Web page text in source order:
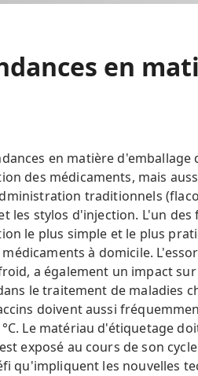
en
en matière
des médicaments, mais
traditionnels
les stylos d'injection. L'un
le plus simple et le plus
à domicile.
a également un impact
le traitement de maladies
doivent aussi
Le matériau d'étiquetage
exposé au cours de son
qu'impliquent les nouvelles